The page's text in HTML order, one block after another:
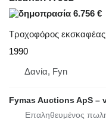
6.756 €
Τροχοφόρος εκσκαφέας
1990
Δανία, Fyn